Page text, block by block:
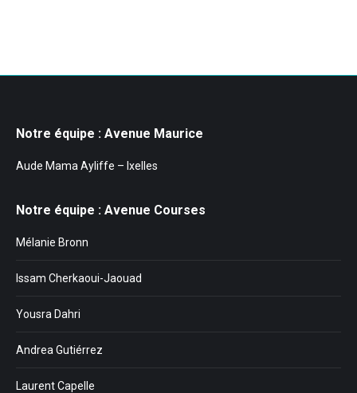
Notre équipe : Avenue Maurice
Aude Mama Ayliffe – Ixelles
Notre équipe : Avenue Courses
Mélanie Bronn
Issam Cherkaoui-Jaouad
Yousra Dahri
Andrea Gutiérrez
Laurent Capelle